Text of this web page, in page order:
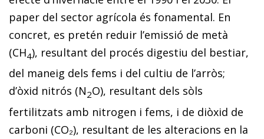
paper del sector agrícola és fonamental. En
concret, es pretén reduir l’emissió de metà
(CH4), re­­sultant del procés digestiu del bestiar,
del maneig dels fems i del cultiu de l’arròs;
d’òxid nitrós (N2O), resultant dels sòls
fertilitzats amb nitrogen i fems, i de diòxid de
car­­boni (CO₂), resultant de les alteracions en la